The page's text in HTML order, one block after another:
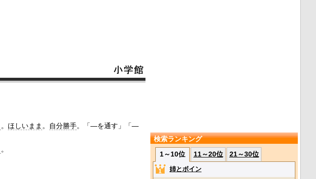
。ほしいまま 。 自分勝手。「―を通す」「―
。
検索ランキング
1～10位
11～20位 21～30位
姉とボイン